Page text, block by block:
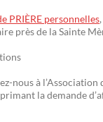
PRIÈRE personnelles
près de la Sainte
nous à l’Association
la demande